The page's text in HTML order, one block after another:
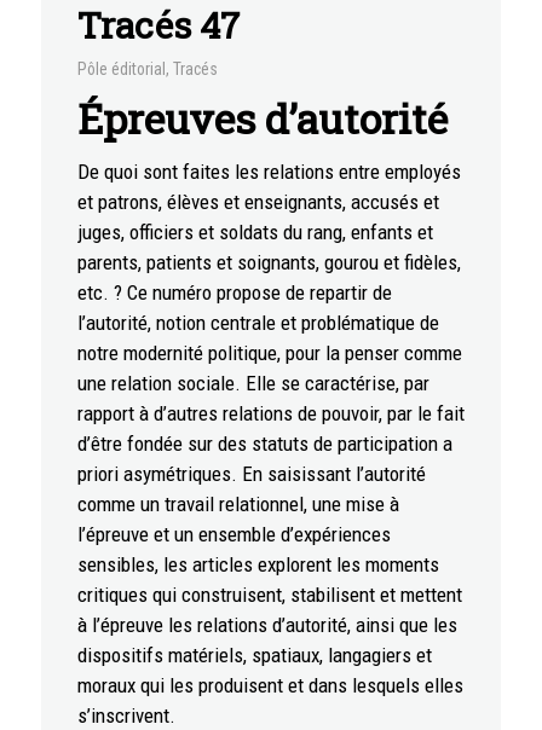
Tracés 47
Pôle éditorial , Tracés
Épreuves d’autorité
De quoi sont faites les relations entre employés
et patrons, élèves et enseignants, accusés et
juges, officiers et soldats du rang, enfants et
parents, patients et soignants, gourou et fidèles,
etc. ? Ce numéro propose de repartir de
l’autorité, notion centrale et problématique de
notre modernité politique, pour la penser comme
une relation sociale. Elle se caractérise, par
rapport à d’autres relations de pouvoir, par le fait
d’être fondée sur des statuts de participation a
priori asymétriques. En saisissant l’autorité
comme un travail relationnel, une mise à
l’épreuve et un ensemble d’expériences
sensibles, les articles explorent les moments
critiques qui construisent, stabilisent et mettent
à l’épreuve les relations d’autorité, ainsi que les
dispositifs matériels, spatiaux, langagiers et
moraux qui les produisent et dans lesquels elles
s’inscrivent.